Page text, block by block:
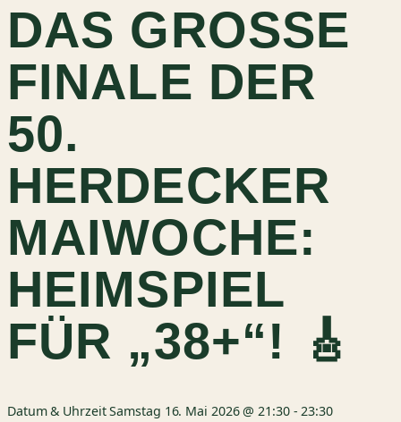
DAS GROSSE F
INALE DER 5
0. H
ERDECKER M
AIWOCHE: H
EIMSPIEL F
ÜR „38+“! 🎸
Datum & Uhrzeit Samstag 16. Mai 2026 @ 21:30-23:30